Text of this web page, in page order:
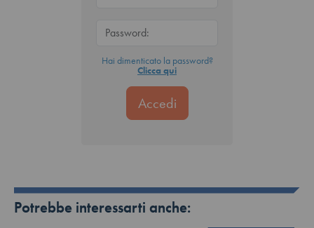
Hai dimenticato la password?
Clicca qui
Potrebbe interessarti anche: